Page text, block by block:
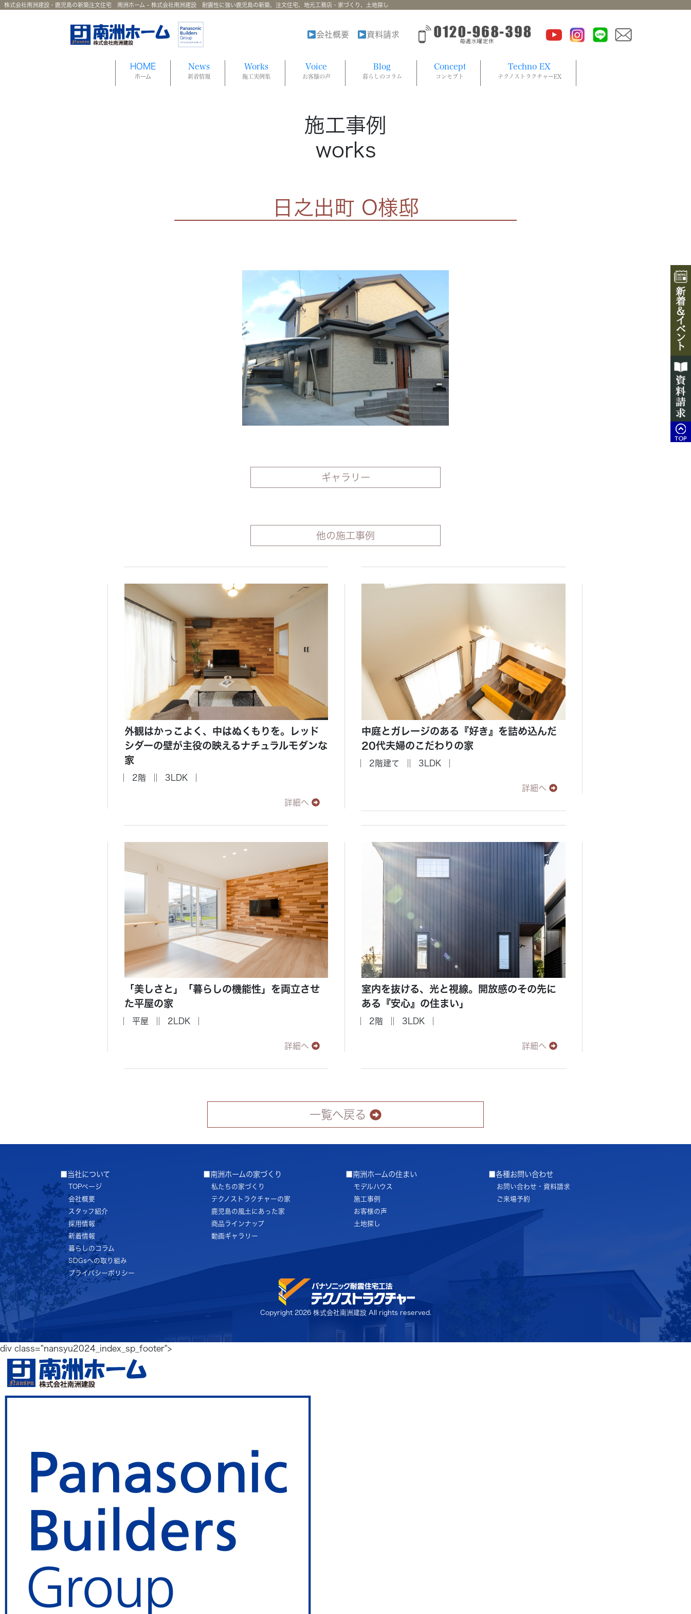
株式会社南洲建設・鹿児島の新築注文住宅 南洲ホーム - 株式会社南洲建設 耐震性に強い鹿児島の新築、注文住宅、地元工務店・家づくり、土地探し
会社概要 資料請求
HOME
ホーム
News
新着情報
Works
施工実例集
Voice
お客様の声
Blog
暮らしのコラム
Concept
コンセプト
Techno EX
テクノストラクチャーEX
施工事例
works
日之出町 O様邸
ギャラリー
他の施工事例
外観はかっこよく、中はぬくもりを。レッド
シダーの壁が主役の映えるナチュラルモダンな
家
2階 3LDK
詳細へ
中庭とガレージのある『好き』を詰め込んだ
20代夫婦のこだわりの家
2階建て 3LDK
詳細へ
「美しさと」「暮らしの機能性」を両立させ
た平屋の家
平屋 2LDK
詳細へ
室内を抜ける、光と視線。開放感のその先に
ある『安心』の住まい」
2階 3LDK
詳細へ
一覧へ戻る
■当社について
TOPページ
会社概要
スタッフ紹介
採用情報
新着情報
暮らしのコラム
SDGsへの取り組み
プライバシーポリシー
■南洲ホームの家づくり
私たちの家づくり
テクノストラクチャーの家
鹿児島の風土にあった家
商品ラインナップ
動画ギャラリー
■南洲ホームの住まい
モデルハウス
施工事例
お客様の声
土地探し
■各種お問い合わせ
お問い合わせ・資料請求
ご来場予約
Copyright 2026 株式会社南洲建設 All rights reserved.
div class="nansyu2024_index_sp_footer">